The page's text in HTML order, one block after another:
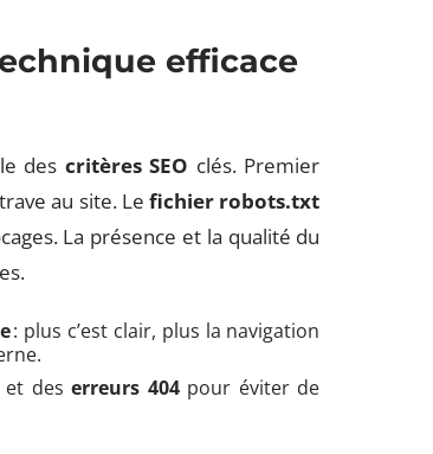
efficace
des critères SEO clés. Premier
au site. Lefichier robots.txt
La présence et la qualité du
: plus c’est clair, plus la navigation
deserreurs 404pour éviter de